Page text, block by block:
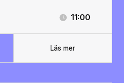
11:00
Läs mer